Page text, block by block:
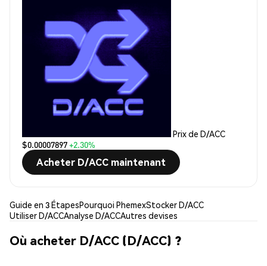
Prix de D/ACC
$0.00007897+2.30%
Acheter D/ACC maintenant
Guide en 3 ÉtapesPourquoi PhemexStocker D/ACC
Utiliser D/ACCAnalyse D/ACCAutres devises
Où acheter D/ACC (D/ACC) ?